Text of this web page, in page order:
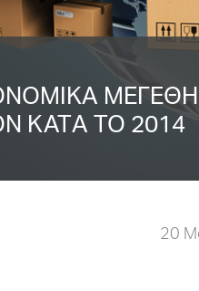
ΜΕΓEΘΗ
ΚΑΤA ΤΟ 2014
20